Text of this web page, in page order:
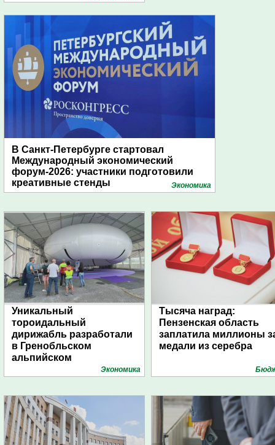
В Санкт-Петербурге стартовал
Международный экономический
форум-2026: участники подготовили
креативные стенды
Экономика
Уникальный
тороидальный
дирижабль разработали
в Гренобльском
альпийском
Экономика
Тысяча наград:
Пензенская область
заплатила миллионы
медали из серебра